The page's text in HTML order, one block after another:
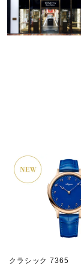
クラシック 7365